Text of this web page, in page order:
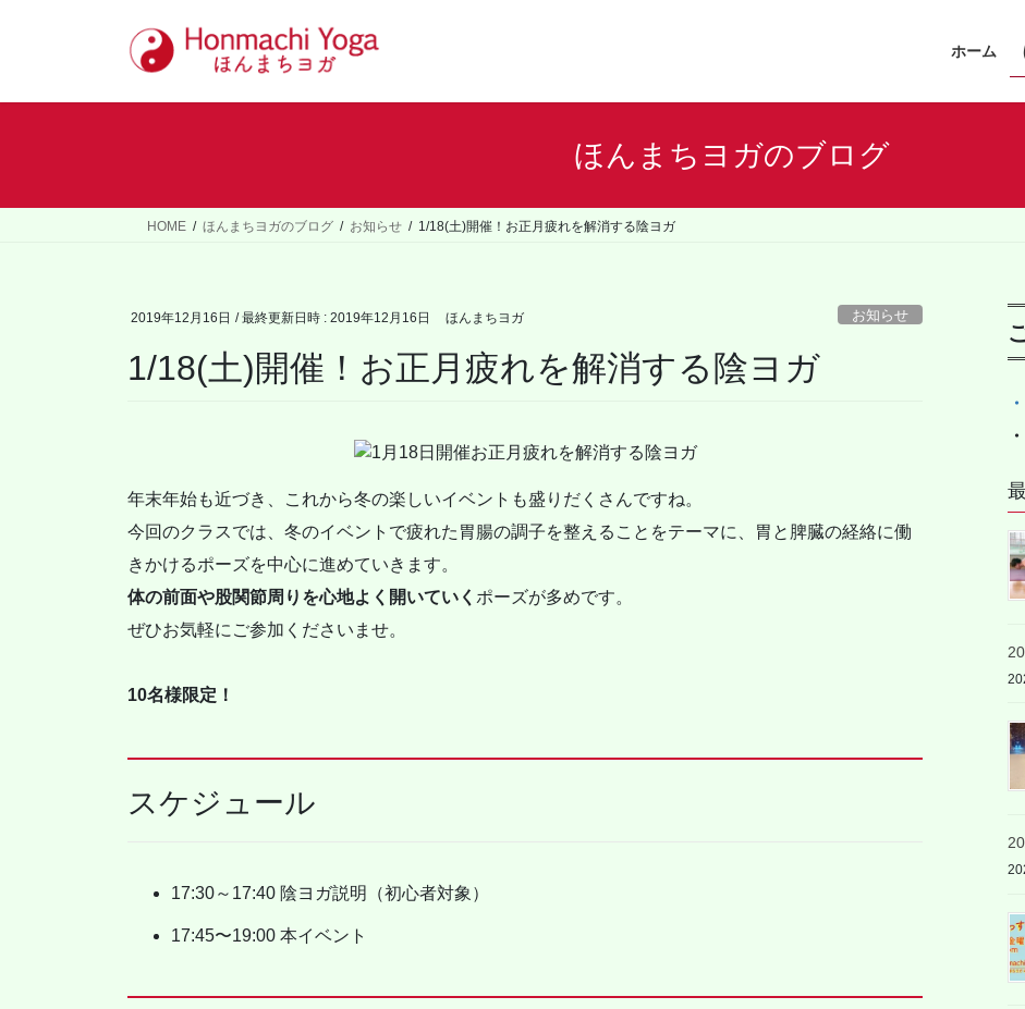
ホーム
ほんまちヨガのブログ
HOME ほんまちヨガのブログ お知らせ 1/18(土)開催！お正月疲れを解消する陰ヨガ
2019年12月16日 / 最終更新日時 : 2019年12月16日 ほんまちヨガ お知らせ
1/18(土)開催！お正月疲れを解消する陰ヨガ
年末年始も近づき、これから冬の楽しいイベントも盛りだくさんですね。
今回のクラスでは、冬のイベントで疲れた胃腸の調子を整えることをテーマに、胃と脾臓の経絡に働
きかけるポーズを中心に進めていきます。
体の前面や股関節周りを心地よく開いていく ポーズが多めです。
ぜひお気軽にご参加くださいませ。
10名様限定！
スケジュール
17:30～17:40 陰ヨガ説明（初心者対象）
17:45〜19:00 本イベント